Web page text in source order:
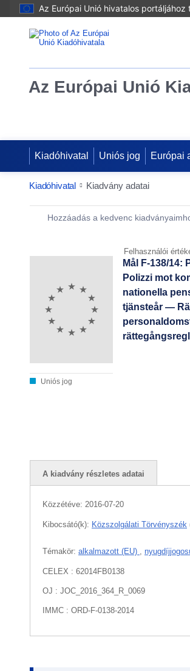
Az Európai Unió hivatalos
Az Európai Unió
Kiadóhivatal Uniós jog Európai
Kiadóhivatal Kiadvány adatai
Publication Detail
Hozzáadás a kedvenc
Felhasználói
Uniós jog
Mål F-138/
Polizzi mot
nationella
tjänsteår —
A kiadvány részletes adatai
Közzétéve: 2016-07-20
Kibocsátó(k): Közszolgálati Törvényszék
Témakör: alkalmazott (EU) ,
CELEX : 62014FB0138
OJ : JOC_2016_364_R_0069
IMMC : ORD-F-0138-2014